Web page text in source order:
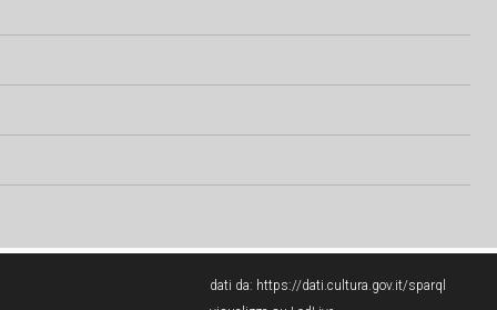
dati da: https://dati.cultura.gov.it/sparql